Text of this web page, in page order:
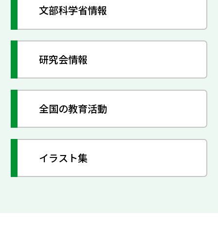
文部科学省情報
研究会情報
全国の教育活動
イラスト集